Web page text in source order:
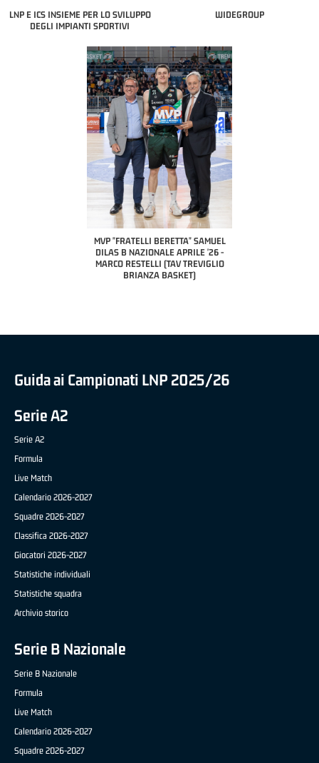
LNP E ICS INSIEME PER LO SVILUPPO
DEGLI IMPIANTI SPORTIVI
WIDEGROUP
MVP "FRATELLI BERETTA" SAMUEL
DILAS B NAZIONALE APRILE '26 -
MARCO RESTELLI (TAV TREVIGLIO
BRIANZA BASKET)
Guida ai Campionati LNP 2025/26
Serie A2
Serie A2
Formula
Live Match
Calendario 2026-2027
Squadre 2026-2027
Classifica 2026-2027
Giocatori 2026-2027
Statistiche individuali
Statistiche squadra
Archivio storico
Serie B Nazionale
Serie B Nazionale
Formula
Live Match
Calendario 2026-2027
Squadre 2026-2027